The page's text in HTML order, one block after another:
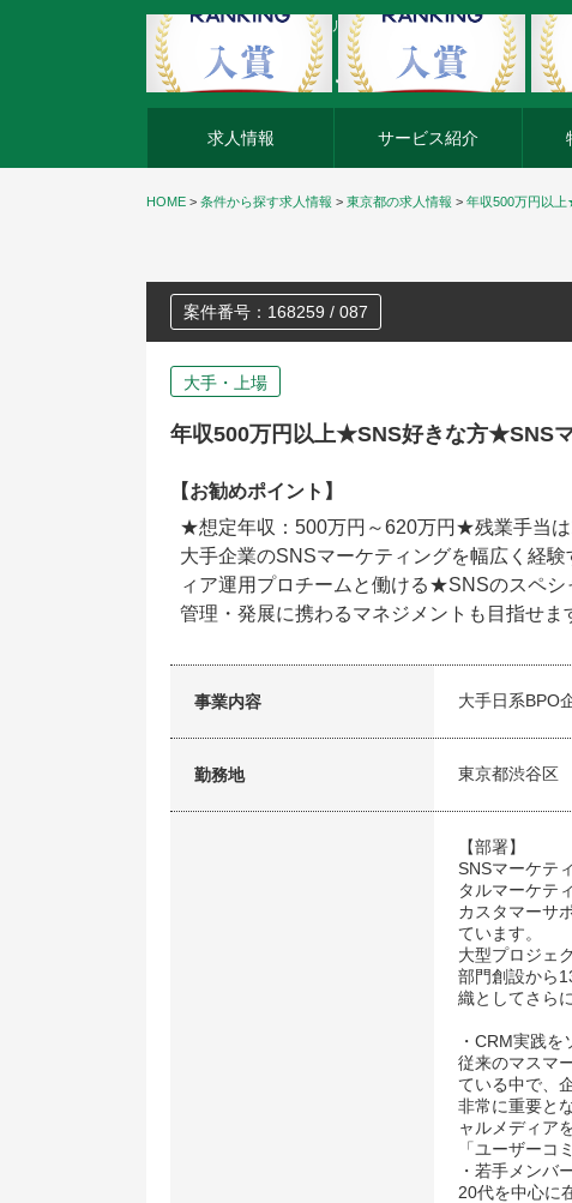
外資系企業の転職・キャリア転職ならアージスジャパン
求人情報 サービス紹介
HOME > 条件から探す求人情報 > 東京都の求人情報 > 年収500万円以
案件番号：168259 / 087
大手・上場
年収500万円以上★SNS好きな方★SNS
【お勧めポイント】
★想定年収：500万円～620万円★残業手当
大手企業のSNSマーケティングを幅広く経
ィア運用プロチームと働ける★SNSのスペ
管理・発展に携わるマネジメントも目指せ
事業内容 大手日系BPO
勤務地 東京都渋谷区
【部署】
SNSマーケテ
タルマーケテ
カスタマーサ
ています。
大型プロジェ
部門創設から
織としてさら
・CRM実践
従来のマスマ
ている中で、
非常に重要と
ャルメディア
「ユーザーコ
・若手メンバ
20代を中心に